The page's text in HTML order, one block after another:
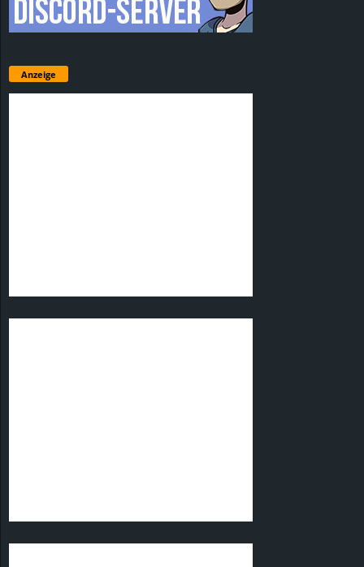
Anzeige